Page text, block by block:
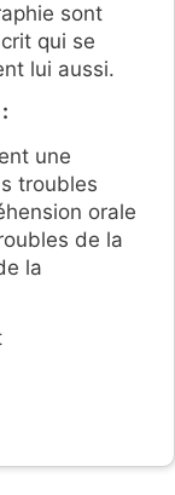
sont
qui se
lui aussi.
une
troubles
orale
de la
la